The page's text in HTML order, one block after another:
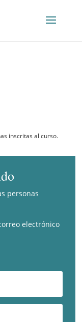
inscritas al curso.
personas
electrónico